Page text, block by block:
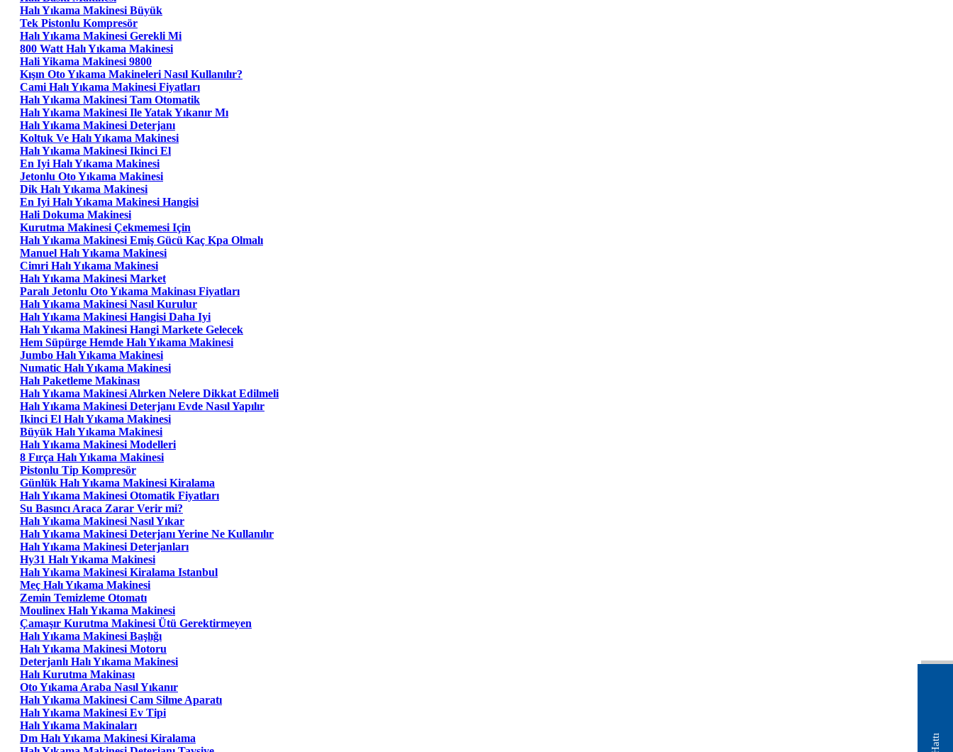
Halı Yıkama Makinesi Büyük
Tek Pistonlu Kompresör
Halı Yıkama Makinesi Gerekli Mi
800 Watt Halı Yıkama Makinesi
Hali Yikama Makinesi 9800
Kışın Oto Yıkama Makineleri Nasıl Kullanılır?
Cami Halı Yıkama Makinesi Fiyatları
Halı Yıkama Makinesi Tam Otomatik
Halı Yıkama Makinesi Ile Yatak Yıkanır Mı
Halı Yıkama Makinesi Deterjanı
Koltuk Ve Halı Yıkama Makinesi
Halı Yıkama Makinesi Ikinci El
En Iyi Halı Yıkama Makinesi
Jetonlu Oto Yıkama Makinesi
Dik Halı Yıkama Makinesi
En Iyi Halı Yıkama Makinesi Hangisi
Hali Dokuma Makinesi
Kurutma Makinesi Çekmemesi Için
Halı Yıkama Makinesi Emiş Gücü Kaç Kpa Olmalı
Manuel Halı Yıkama Makinesi
Cimri Halı Yıkama Makinesi
Halı Yıkama Makinesi Market
Paralı Jetonlu Oto Yıkama Makinası Fiyatları
Halı Yıkama Makinesi Nasıl Kurulur
Halı Yıkama Makinesi Hangisi Daha Iyi
Halı Yıkama Makinesi Hangi Markete Gelecek
Hem Süpürge Hemde Halı Yıkama Makinesi
Jumbo Halı Yıkama Makinesi
Numatic Halı Yıkama Makinesi
Halı Paketleme Makinası
Halı Yıkama Makinesi Alırken Nelere Dikkat Edilmeli
Halı Yıkama Makinesi Deterjanı Evde Nasıl Yapılır
Ikinci El Halı Yıkama Makinesi
Büyük Halı Yıkama Makinesi
Halı Yıkama Makinesi Modelleri
8 Fırça Halı Yıkama Makinesi
Pistonlu Tip Kompresör
Günlük Halı Yıkama Makinesi Kiralama
Halı Yıkama Makinesi Otomatik Fiyatları
Su Basıncı Araca Zarar Verir mi?
Halı Yıkama Makinesi Nasıl Yıkar
Halı Yıkama Makinesi Deterjanı Yerine Ne Kullanılır
Halı Yıkama Makinesi Deterjanları
Hy31 Halı Yıkama Makinesi
Halı Yıkama Makinesi Kiralama Istanbul
Meç Halı Yıkama Makinesi
Zemin Temizleme Otomatı
Moulinex Halı Yıkama Makinesi
Çamaşır Kurutma Makinesi Ütü Gerektirmeyen
Halı Yıkama Makinesi Başlığı
Halı Yıkama Makinesi Motoru
Deterjanlı Halı Yıkama Makinesi
Halı Kurutma Makinası
Oto Yıkama Araba Nasıl Yıkanır
Halı Yıkama Makinesi Cam Silme Aparatı
Halı Yıkama Makinesi Ev Tipi
Halı Yıkama Makinaları
Dm Halı Yıkama Makinesi Kiralama